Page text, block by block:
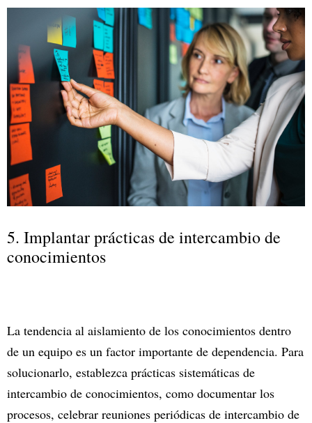
5. Implantar prácticas de intercambio de
conocimientos
La tendencia al aislamiento de los conocimientos dentro
de un equipo es un factor importante de dependencia. Para
solucionarlo, establezca prácticas sistemáticas de
intercambio de conocimientos, como documentar los
procesos, celebrar reuniones periódicas de intercambio de